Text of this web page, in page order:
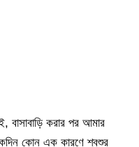
করার পর আমার
কোন এক কারণে শ্বশুর